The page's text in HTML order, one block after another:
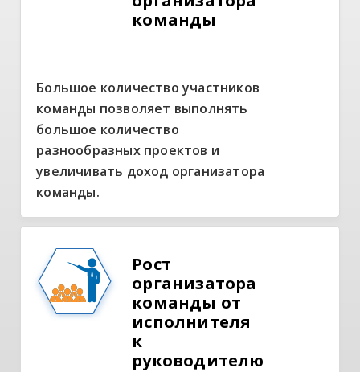
команды
Большое количество участников
команды позволяет выполнять
большое количество
разнообразных проектов и
увеличивать доход организатора
команды.
Рост
организатора
команды от
исполнителя
к
руководителю